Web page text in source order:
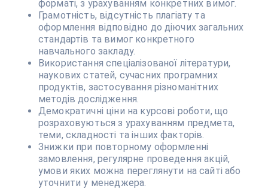
форматі, з урахуванням конкретних вимог.
Грамотність, відсутність плагіату та
оформлення відповідно до діючих загальних
стандартів та вимог конкретного
навчального закладу.
Використання спеціалізованої літератури,
наукових статей, сучасних програмних
продуктів, застосування різноманітних
методів дослідження.
Демократичні ціни на курсові роботи, що
розраховуються з урахуванням предмета,
теми, складності та інших факторів.
Знижки при повторному оформленні
замовлення, регулярне проведення акцій,
умови яких можна переглянути на сайті або
уточнити у менеджера.